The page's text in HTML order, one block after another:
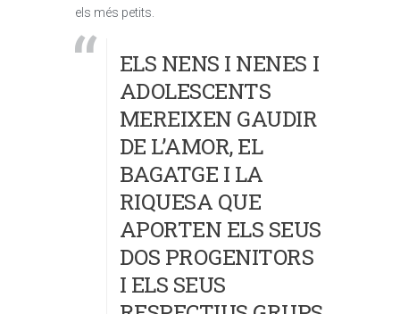
els més petits.
ELS NENS I NENES I
ADOLESCENTS
MEREIXEN GAUDIR
DE L’AMOR, EL
BAGATGE I LA
RIQUESA QUE
APORTEN ELS SEUS
DOS PROGENITORS
I ELS SEUS